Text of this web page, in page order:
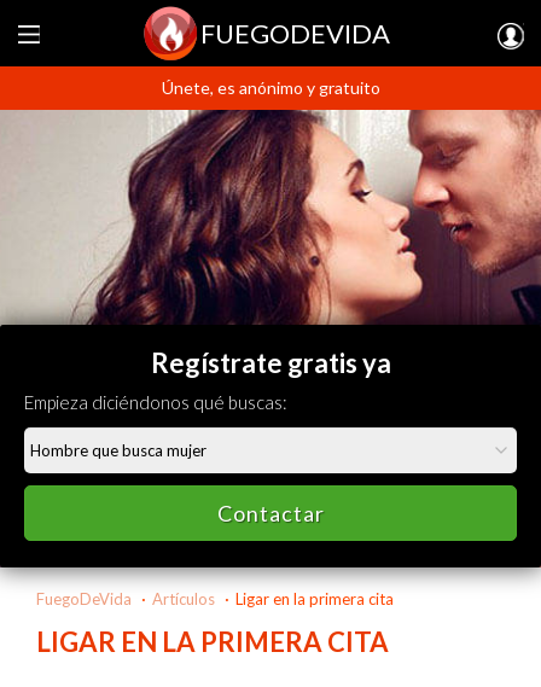
FUEGODEVIDA
Únete, es anónimo y gratuito
Regístrate gratis ya
Empieza diciéndonos qué buscas:
Contactar
FuegoDeVida Artículos Ligar en la primera cita
LIGAR EN LA PRIMERA CITA